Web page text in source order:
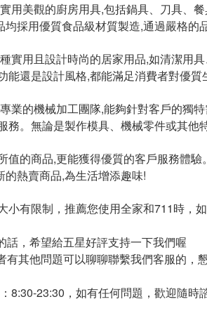
用美觀的廚房用具,包括鍋具、刀具、
採用優質食品級材質製造,通過嚴格的
實用且設計時尚的居家用品,如清潔用
還是設計風格,都能滿足消費者對優質
業的機械加工團隊,能夠針對客戶的獨
務。無論是製作模具、機械零件或其他
值的商品,更能獲得優質的客戶服務體
熱賣商品,為生活增添趣味!
小有限制，推薦您使用全家和711時，
話，希望給五星好評支持一下我們喔
有其他問題可以聊聊聯繫我們客服的
8:30-23:30，如有任何問題，歡迎隨時